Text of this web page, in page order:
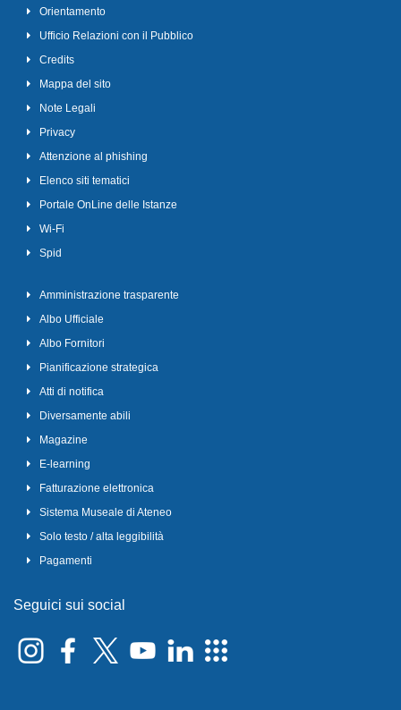
Orientamento
Ufficio Relazioni con il Pubblico
Credits
Mappa del sito
Note Legali
Privacy
Attenzione al phishing
Elenco siti tematici
Portale OnLine delle Istanze
Wi-Fi
Spid
Amministrazione trasparente
Albo Ufficiale
Albo Fornitori
Pianificazione strategica
Atti di notifica
Diversamente abili
Magazine
E-learning
Fatturazione elettronica
Sistema Museale di Ateneo
Solo testo / alta leggibilità
Pagamenti
Seguici sui social